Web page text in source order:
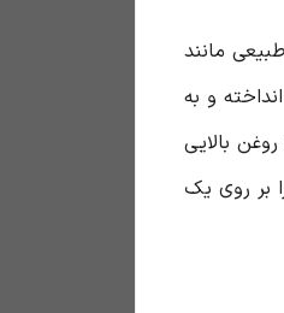
مانند
و به
بالایی
بر روی یک